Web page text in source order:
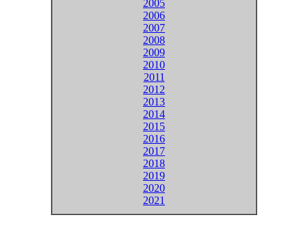
2005
2006
2007
2008
2009
2010
2011
2012
2013
2014
2015
2016
2017
2018
2019
2020
2021